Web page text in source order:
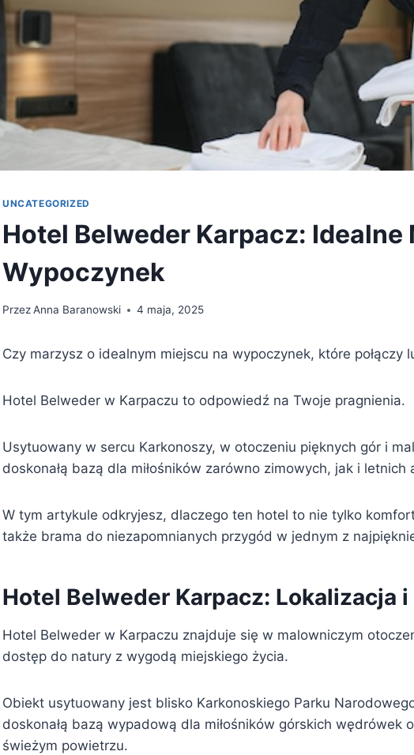
UNCATEGORIZED
Hotel Belweder Karpacz: Idealne
Wypoczynek
PrzezAnna Baranowski 4 maja, 2025
Czy marzysz o idealnym miejscu na wypoczynek, które połączy
Hotel Belweder w Karpaczu to odpowiedź na Twoje pragnienia.
Usytuowany w sercu Karkonoszy, w otoczeniu pięknych gór i
doskonałą bazą dla miłośników zarówno zimowych, jak i letnich
W tym artykule odkryjesz, dlaczego ten hotel to nie tylko
także brama do niezapomnianych przygód w jednym z
Hotel Belweder Karpacz: Lokalizacja
Hotel Belweder w Karpaczu znajduje się w malowniczym
dostęp do natury z wygodą miejskiego życia.
Obiekt usytuowany jest blisko Karkonoskiego Parku
doskonałą bazą wypadową dla miłośników górskich wędrówek
świeżym powietrzu.